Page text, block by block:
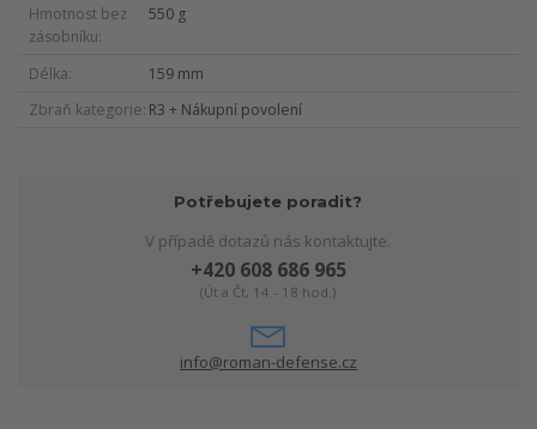
Hmotnost bez
zásobníku
550 g
Délka
159 mm
Zbraň kategorie R3 + Nákupní povolení
Potřebujete poradit?
V případě dotazů nás kontaktujte.
+420 608 686 965
(Út a Čt, 14 - 18 hod.)
info@roman-defense.cz